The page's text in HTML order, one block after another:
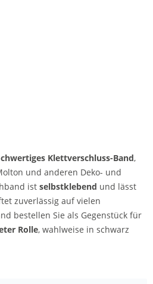
| schwarz
| weiß
Klettverschluss-Band,
und anderen Deko- und
ist selbstklebend und lässt
zuverlässig auf vielen
bestellen Sie als Gegenstück für
Rolle, wahlweise in schwarz